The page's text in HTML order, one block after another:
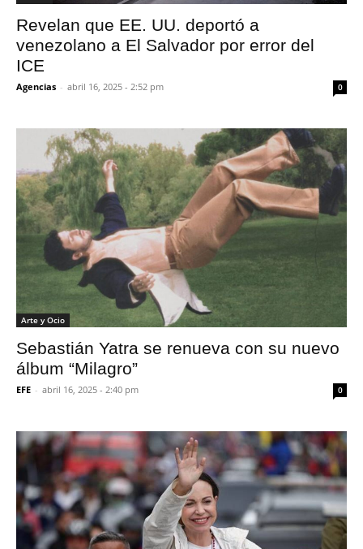
Revelan que EE. UU. deportó a
venezolano a El Salvador por error del
ICE
Agencias - abril 16, 2025 - 2:52 pm 0
Arte y Ocio
Sebastián Yatra se renueva con su nuevo
álbum “Milagro”
EFE - abril 16, 2025 - 2:40 pm 0